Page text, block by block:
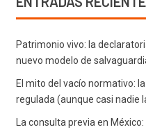
Patrimonio vivo: la
nuevo modelo de
El mito del vacío normativo:
regulada (aunque casi nadie
La consulta previa en